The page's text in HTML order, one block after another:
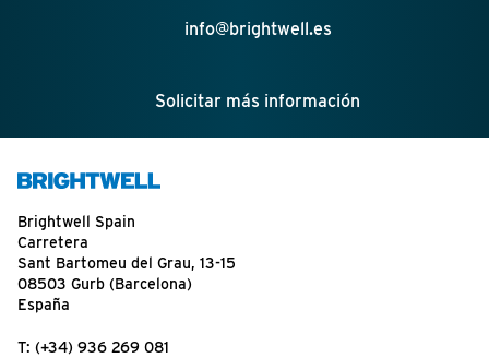
info@brightwell.es
Solicitar más información
Brightwell Spain
Carretera
Sant Bartomeu del Grau, 13-15
08503 Gurb (Barcelona)
España
T: (+34) 936 269 081